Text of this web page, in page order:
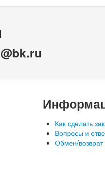
Как сделать
Вопросы и
Обмен/возврат